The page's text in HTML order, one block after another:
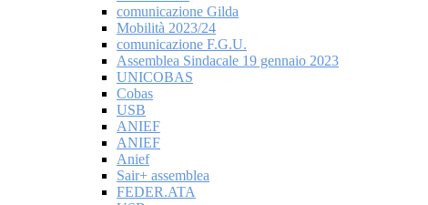
comunicazione Gilda
Mobilità 2023/24
comunicazione F.G.U.
Assemblea Sindacale 19 gennaio 2023
UNICOBAS
Cobas
USB
ANIEF
ANIEF
Anief
Sair+ assemblea
FEDER.ATA